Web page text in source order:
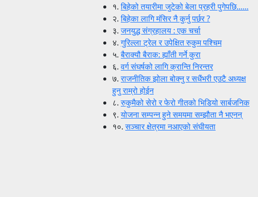
१.बिहेको तयारीमा जुटेको बेला प्रहरी पुगेपछि......
२.बिहेका लागि मंसिर नै कुर्नु पर्छर ?
३.जनयुद्ध संग्रहालय : एक चर्चा
४.गुरिल्ला ट्रेल र उपेक्षित रुकुम पश्चिम
५.बैराक्यौ बैराक: ह्याँती गर्ने कुरा
६.वर्ग संघर्षको लागि क्रान्ति निरन्तर
७.राजनीतिक झोला बोक्नु र सधैंभरी एउटै अध्यक्ष
हुनु राम्रो होईन
८.रुकुमैको सेरो र फेरो गीतको भिडियो सार्बजनिक
९.योजना सम्पन्न हुने समयमा सम्झौता नै भएनन्
१०.सञ्चार क्षेत्रमा नआएको संघीयता